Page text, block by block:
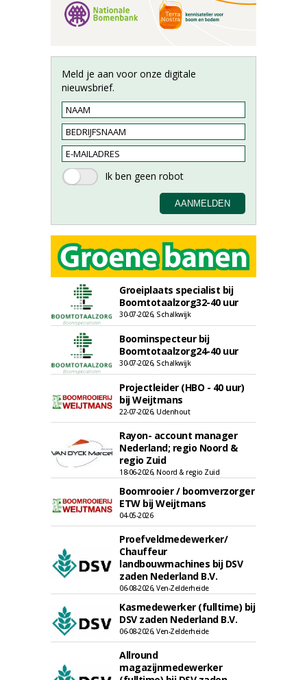
Meld je aan voor onze digitale
nieuwsbrief.
Groeiplaats specialist bij
Boomtotaalzorg32-40 uur
30-07-2026, Schalkwijk
Boominspecteur bij
Boomtotaalzorg24-40 uur
30-07-2026, Schalkwijk
Projectleider (HBO - 40 uur)
bij Weijtmans
22-07-2026, Udenhout
Rayon- account manager
Nederland; regio Noord &
regio Zuid
18-06-2026, Noord & regio Zuid
Boomrooier / boomverzorger
ETW bij Weijtmans
04-05-2026
Proefveldmedewerker/
Chauffeur
landbouwmachines bij DSV
zaden Nederland B.V.
06-08-2026, Ven-Zelderheide
Kasmedewerker (fulltime) bij
DSV zaden Nederland B.V.
06-08-2026, Ven-Zelderheide
Allround
magazijnmedewerker